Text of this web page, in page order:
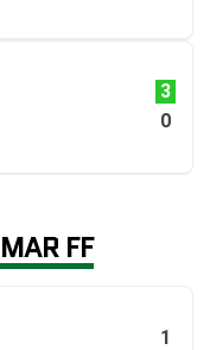
3
0
FF
1